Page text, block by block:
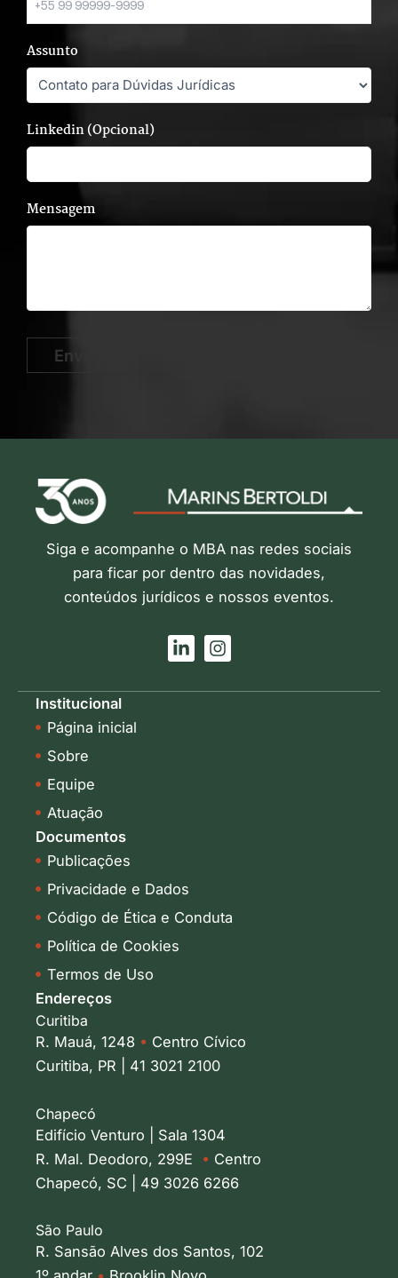
Assunto
Linkedin (Opcional)
Mensagem
Enviar
Siga e acompanhe o MBA nas redes sociais
para ficar por dentro das novidades,
conteúdos jurídicos e nossos eventos.
L
i
k
I
n
t
Institucional
Página inicial
Sobre
Equipe
Atuação
Documentos
Publicações
Privacidade e Dados
Código de Ética e Conduta
Política de Cookies
Termos de Uso
Endereços
Curitiba
R. Mauá, 1248 • Centro Cívico
Curitiba, PR | 41 3021 2100
Chapecó
Edifício Venturo | Sala 1304
R. Mal. Deodoro, 299E • Centro
Chapecó, SC | 49 3026 6266
São Paulo
R. Sansão Alves dos Santos, 102